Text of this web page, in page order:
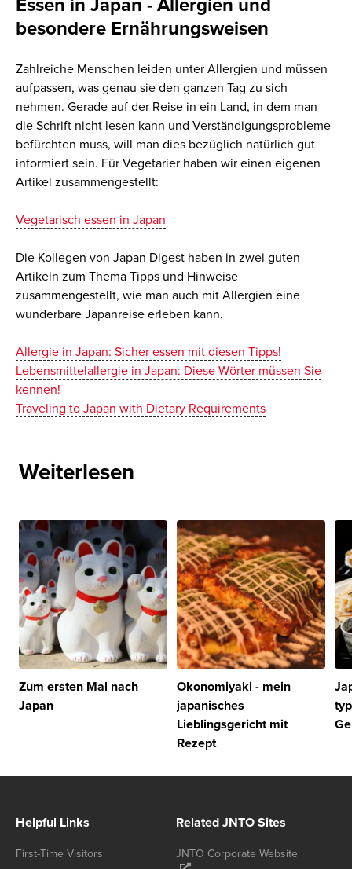
Essen in Japan - Allergien und
besondere Ernährungsweisen
Zahlreiche Menschen leiden unter Allergien und müssen
aufpassen, was genau sie den ganzen Tag zu sich
nehmen. Gerade auf der Reise in ein Land, in dem man
die Schrift nicht lesen kann und Verständigungsprobleme
befürchten muss, will man dies bezüglich natürlich gut
informiert sein. Für Vegetarier haben wir einen eigenen
Artikel zusammengestellt:
Vegetarisch essen in Japan
Die Kollegen von Japan Digest haben in zwei guten
Artikeln zum Thema Tipps und Hinweise
zusammengestellt, wie man auch mit Allergien eine
wunderbare Japanreise erleben kann.
Allergie in Japan: Sicher essen mit diesen Tipps!
Lebensmittelallergie in Japan: Diese Wörter müssen Sie
kennen!
Traveling to Japan with Dietary Requirements
Weiterlesen
Zum ersten Mal nach
Japan
Okonomiyaki - mein
japanisches
Lieblingsgericht mit
Rezept
Helpful Links
First-Time Visitors
Related JNTO Sites
JNTO Corporate Website